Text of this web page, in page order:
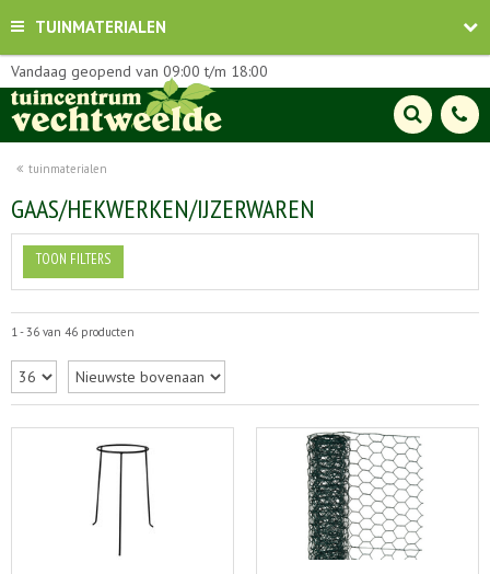
TUINMATERIALEN
tuinmaterialen
Vandaag geopend van 09:00 t/m 18:00
GAAS/HEKWERKEN/IJZERWAREN
TOON FILTERS
1 - 36 van 46 producten